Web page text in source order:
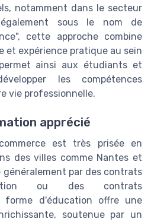
notamment dans le secteur
également sous le nom de
cette approche combine
et expérience pratique au sein
ainsi aux étudiants et
les compétences
vie professionnelle.
apprécié
est très prisée en
des villes comme Nantes et
généralement par des contrats
ou des contrats
forme d'éducation offre une
soutenue par un